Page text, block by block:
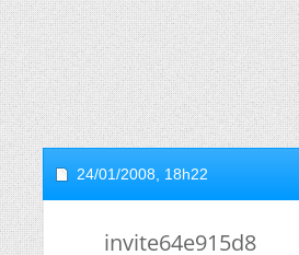
24/01/2008, 18h22
invite64e915d8